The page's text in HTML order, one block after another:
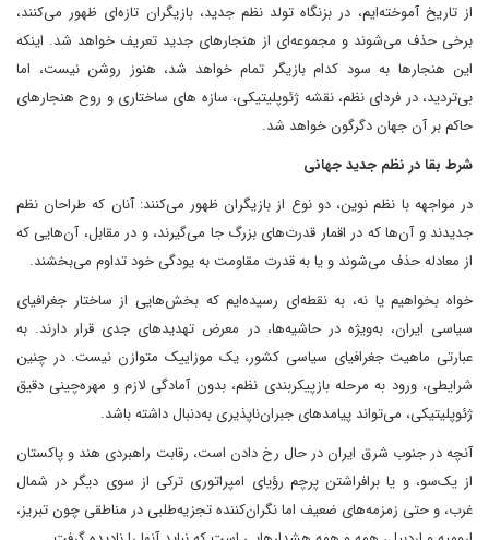
از تاریخ آموخته‌ایم، در بزنگاه تولد نظم جدید، بازیگران تازه‌ای ظهور می‌کنند،
برخی حذف می‌شوند و مجموعه‌ای از هنجارهای جدید تعریف خواهد شد. اینکه
این هنجارها به سود کدام بازیگر تمام خواهد شد، هنوز روشن نیست، اما
بی‌تردید، در فردای نظم، نقشه ژئوپلیتیکی، سازه های ساختاری و روح هنجارهای
حاکم بر آن جهان دگرگون خواهد شد.
شرط بقا در نظم جدید جهانی
در مواجهه با نظم نوین، دو نوع از بازیگران ظهور می‌کنند: آنان که طراحان نظم
جدیدند و آن‌ها که در اقمار قدرت‌های بزرگ جا می‌گیرند، و در مقابل، آن‌هایی که
از معادله حذف می‌شوند و یا به قدرت مقاومت به یودگی خود تداوم می‌بخشند.
خواه بخواهیم یا نه، به نقطه‌ای رسیده‌ایم که بخش‌هایی از ساختار جغرافیای
سیاسی ایران، به‌ویژه در حاشیه‌ها، در معرض تهدیدهای جدی قرار دارند. به
عبارتی ماهیت جغرافیای سیاسی کشور، یک موزاییک متوازن نیست. در چنین
شرایطی، ورود به مرحله‌ بازپیکربندی نظم، بدون آمادگی لازم و مهره‌چینی دقیق
ژئوپلیتیکی، می‌تواند پیامدهای جبران‌ناپذیری به‌دنبال داشته باشد.
آنچه در جنوب شرق ایران در حال رخ دادن است، رقابت راهبردی هند و پاکستان
از یک‌سو، و یا برافراشتن پرچم رؤیای امپراتوری ترکی از سوی دیگر در شمال
غرب، و حتی زمزمه‌های ضعیف اما نگران‌کننده تجزیه‌طلبی در مناطقی چون تبریز،